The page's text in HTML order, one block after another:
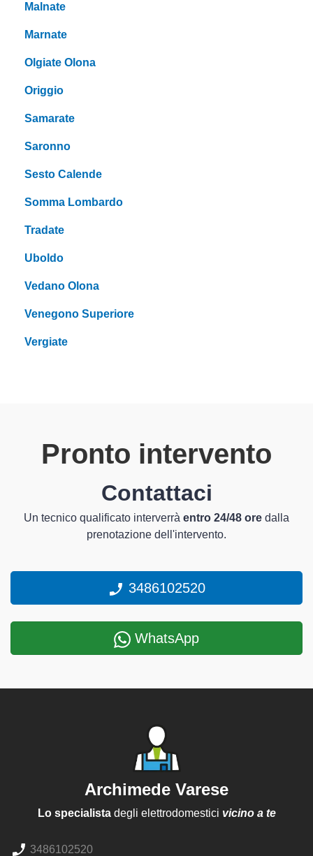
Malnate
Marnate
Olgiate Olona
Origgio
Samarate
Saronno
Sesto Calende
Somma Lombardo
Tradate
Uboldo
Vedano Olona
Venegono Superiore
Vergiate
Pronto intervento
Contattaci
Un tecnico qualificato interverrà entro 24/48 ore dalla
prenotazione dell'intervento.
3486102520
WhatsApp
Archimede Varese
Lo specialistadegli elettrodomestici vicino a te
3486102520